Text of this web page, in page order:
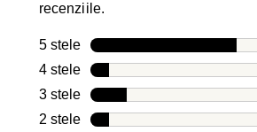
recenziile.
5 stele stele
4 stele stele
3 stele stele
2 stele stele